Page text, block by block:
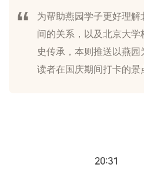
为帮助燕园学子更好理解
间的关系，以及北京大
史传承，本则推送以燕
读者在国庆期间打卡的景